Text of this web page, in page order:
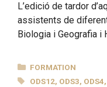
L’edició de tardor
assistents de
Biologia i Geografia i
CATEGORIES
FORMATION
TAGS
ODS12, ODS3, ODS4,